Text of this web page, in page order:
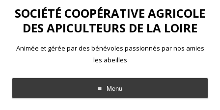
SOCIÉTÉ COOPÉRATIVE AGRICOLE
DES APICULTEURS DE LA LOIRE
Animée et gérée par des bénévoles passionnés par nos amies
les abeilles
Menu
Aller